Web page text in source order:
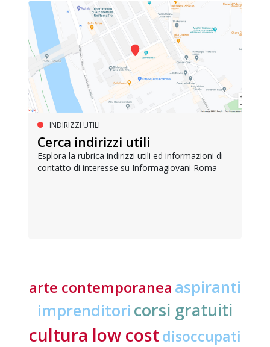
INDIRIZZI UTILI
Cerca indirizzi utili
Esplora la rubrica indirizzi utili ed informazioni di
contatto di interesse su Informagiovani Roma
arte contemporanea aspiranti
imprenditori corsi gratuiti
cultura low costdisoccupati